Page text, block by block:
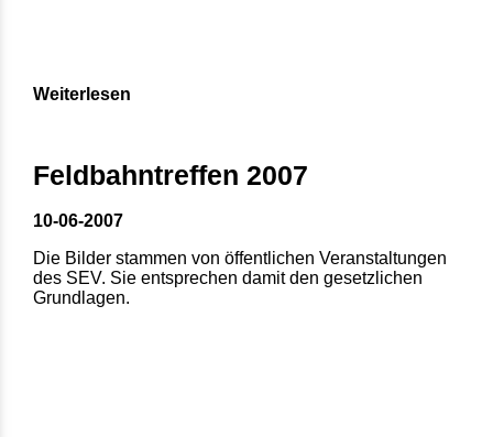
Weiterlesen
Feldbahntreffen 2007
10-06-2007
Die Bilder stammen von öffentlichen Veranstaltungen
des SEV. Sie entsprechen damit den gesetzlichen
Grundlagen.